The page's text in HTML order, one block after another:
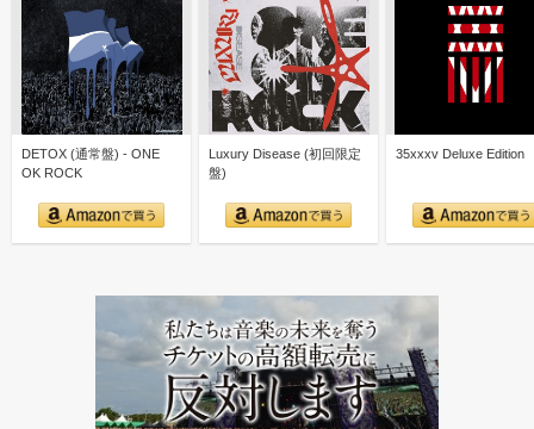
DETOX (通常盤) - ONE
OK ROCK
Luxury Disease (初回限定
盤)
35xxxv Deluxe Edition